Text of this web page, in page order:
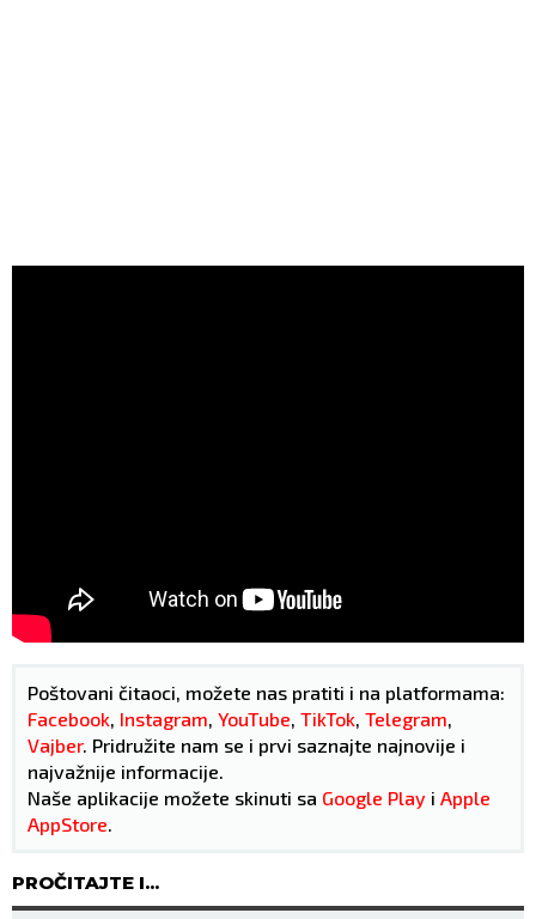
Poštovani čitaoci, možete nas pratiti i na platformama:
Facebook, Instagram, YouTube, TikTok, Telegram,
Vajber. Pridružite nam se i prvi saznajte najnovije i
najvažnije informacije.
Naše aplikacije možete skinuti sa Google Play i Apple
AppStore.
PROČITAJTE I...